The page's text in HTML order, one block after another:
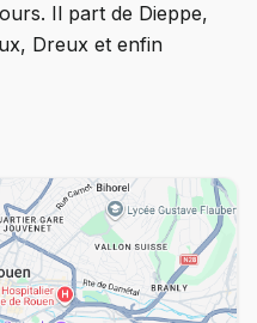
Il part de Dieppe,
Dreux et enfin